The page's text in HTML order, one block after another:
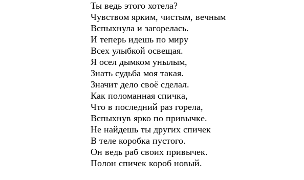
Ты ведь этого хотела?
Чувством ярким, чистым, вечным
Вспыхнула и загорелась.
И теперь идешь по миру
Всех улыбкой освещая.
Я осел дымком унылым,
Знать судьба моя такая.
Значит дело своё сделал.
Как поломанная спичка,
Что в последний раз горела,
Вспыхнув ярко по привычке.
Не найдешь ты других спичек
В теле коробка пустого.
Он ведь раб своих привычек.
Полон спичек короб новый.